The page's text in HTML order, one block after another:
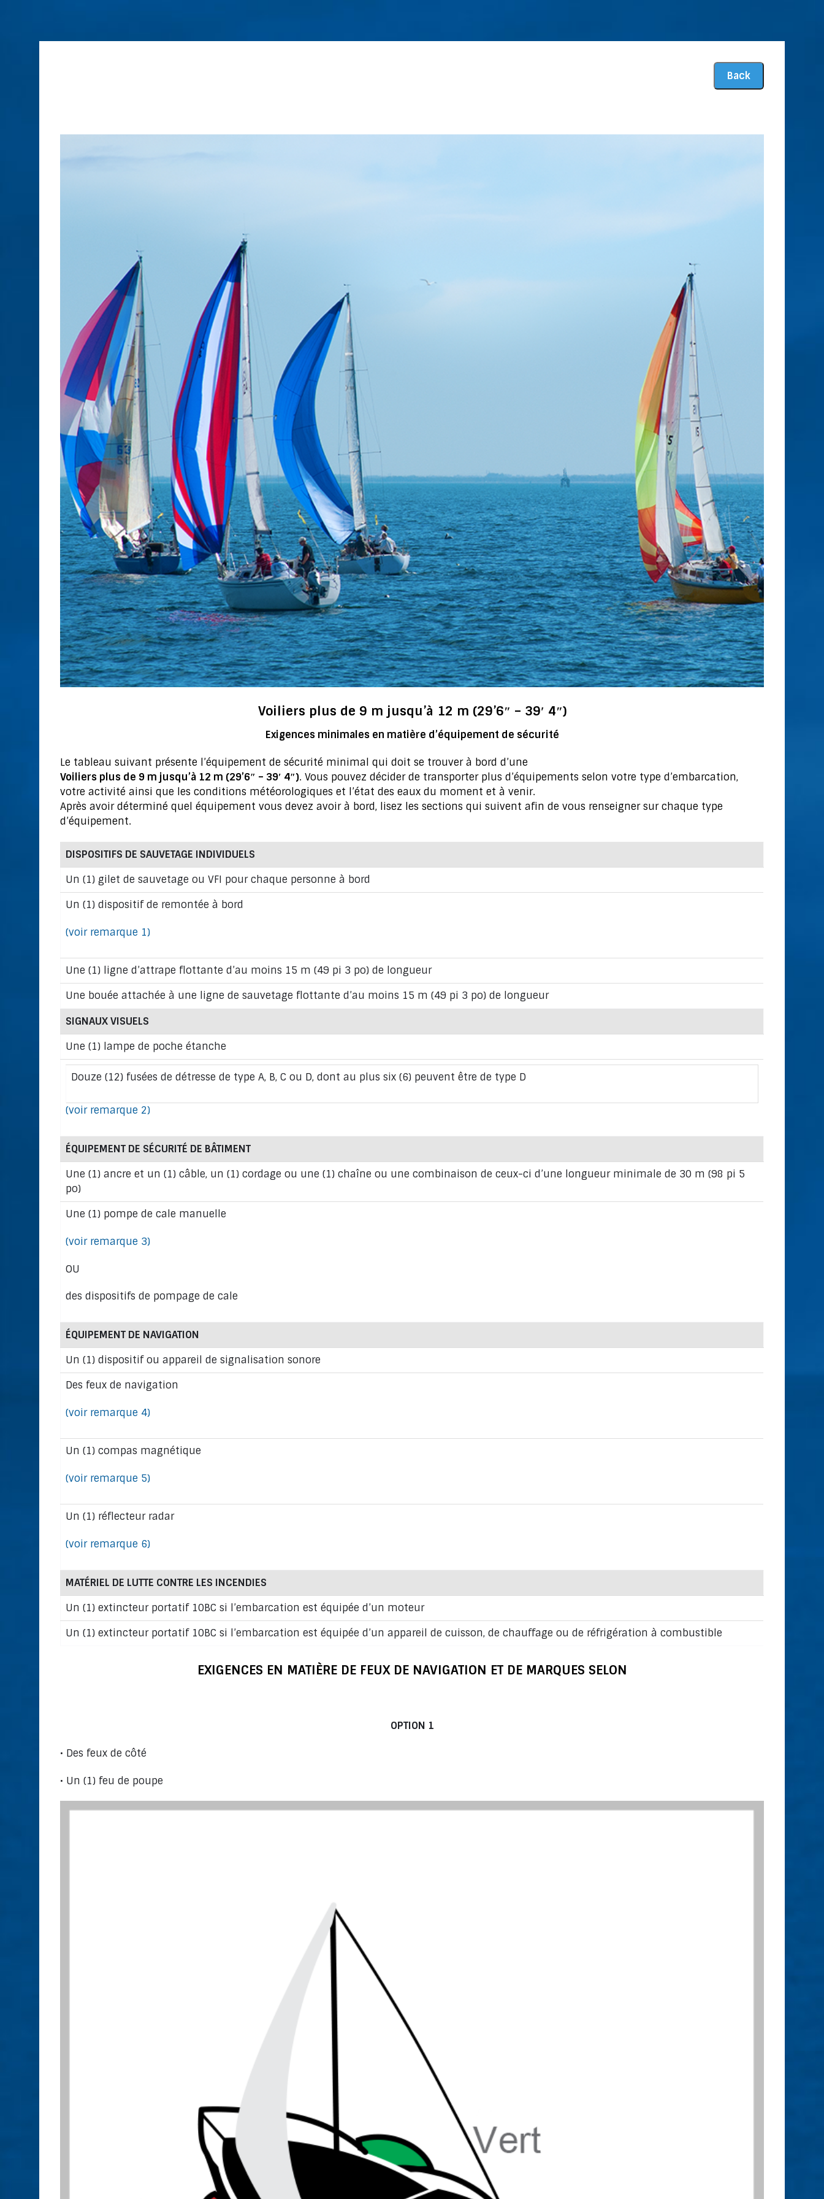
Voiliers plus de 9 m jusqu’à 12 m (29’6″ – 39′ 4″)
Exigences minimales en matière d’équipement de sécurité
Le tableau suivant présente l’équipement de sécurité minimal qui doit se trouver à bord d’une
Voiliers plus de 9 m jusqu’à 12 m (29’6″ – 39′ 4″). Vous pouvez décider de transporter plus d’équipements selon votre type d’embarcation,
votre activité ainsi que les conditions météorologiques et l’état des eaux du moment et à venir.
Après avoir déterminé quel équipement vous devez avoir à bord, lisez les sections qui suivent afin de vous renseigner sur chaque type
d’équipement.
DISPOSITIFS DE SAUVETAGE INDIVIDUELS
Un (1) gilet de sauvetage ou VFI pour chaque personne à bord
Un (1) dispositif de remontée à bord
(voir remarque 1)
Une (1) ligne d’attrape flottante d’au moins 15 m (49 pi 3 po) de longueur
Une bouée attachée à une ligne de sauvetage flottante d’au moins 15 m (49 pi 3 po) de longueur
SIGNAUX VISUELS
Une (1) lampe de poche étanche
Douze (12) fusées de détresse de type A, B, C ou D, dont au plus six (6) peuvent être de type D
(voir remarque 2)
ÉQUIPEMENT DE SÉCURITÉ DE BÂTIMENT
Une (1) ancre et un (1) câble, un (1) cordage ou une (1) chaîne ou une combinaison de ceux-ci d’une longueur minimale de 30 m (98 pi 5
po)
Une (1) pompe de cale manuelle
(voir remarque 3)
OU
des dispositifs de pompage de cale
ÉQUIPEMENT DE NAVIGATION
Un (1) dispositif ou appareil de signalisation sonore
Des feux de navigation
(voir remarque 4)
Un (1) compas magnétique
(voir remarque 5)
Un (1) réflecteur radar
(voir remarque 6)
MATÉRIEL DE LUTTE CONTRE LES INCENDIES
Un (1) extincteur portatif 10BC si l’embarcation est équipée d’un moteur
Un (1) extincteur portatif 10BC si l’embarcation est équipée d’un appareil de cuisson, de chauffage ou de réfrigération à combustible
EXIGENCES EN MATIÈRE DE FEUX DE NAVIGATION ET DE MARQUES SELON
OPTION 1
• Des feux de côté
• Un (1) feu de poupe